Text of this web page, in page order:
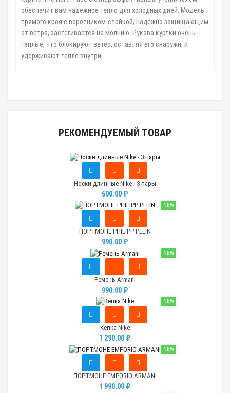
обеспечит вам надежное тепло для холодных дней. Модель
прямого кроя с воротником-стойкой, надежно защищающим
от ветра, застегивается на молнию. Рукава куртки очень
теплые, что блокируют ветер, оставляя его снаружи, и
удерживают тепло внутри.
РЕКОМЕНДУЕМЫЙ ТОВАР
Носки длинные Nike - 3 пары
600.00 ₽
NEW
ПОРТМОНЕ PHILIPP PLEIN
990.00 ₽
NEW
Ремень Armani
990.00 ₽
NEW
Кепка Nike
1 290.00 ₽
NEW
ПОРТМОНЕ EMPORIO ARMANI
1 990.00 ₽